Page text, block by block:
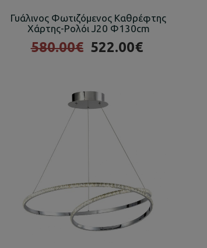
Γυάλινος Φωτιζόμενος Καθρέφτης
Χάρτης-Ρολόι J20 Φ130cm
580.00€ 522.00€